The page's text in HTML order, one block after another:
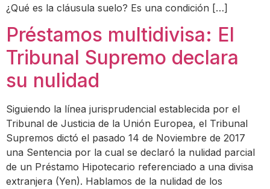
¿Qué es la cláusula suelo? Es una condición […]
Préstamos multidivisa: El
Tribunal Supremo declara
su nulidad
Siguiendo la línea jurisprudencial establecida por el
Tribunal de Justicia de la Unión Europea, el Tribunal
Supremos dictó el pasado 14 de Noviembre de 2017
una Sentencia por la cual se declaró la nulidad parcial
de un Préstamo Hipotecario referenciado a una divisa
extranjera (Yen). Hablamos de la nulidad de los